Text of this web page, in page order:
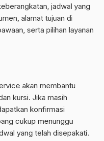
jadwal yang
alamat tujuan di
serta pilihan layanan
akan membantu
kursi. Jika masih
konfirmasi
cukup menunggu
yang telah disepakati.